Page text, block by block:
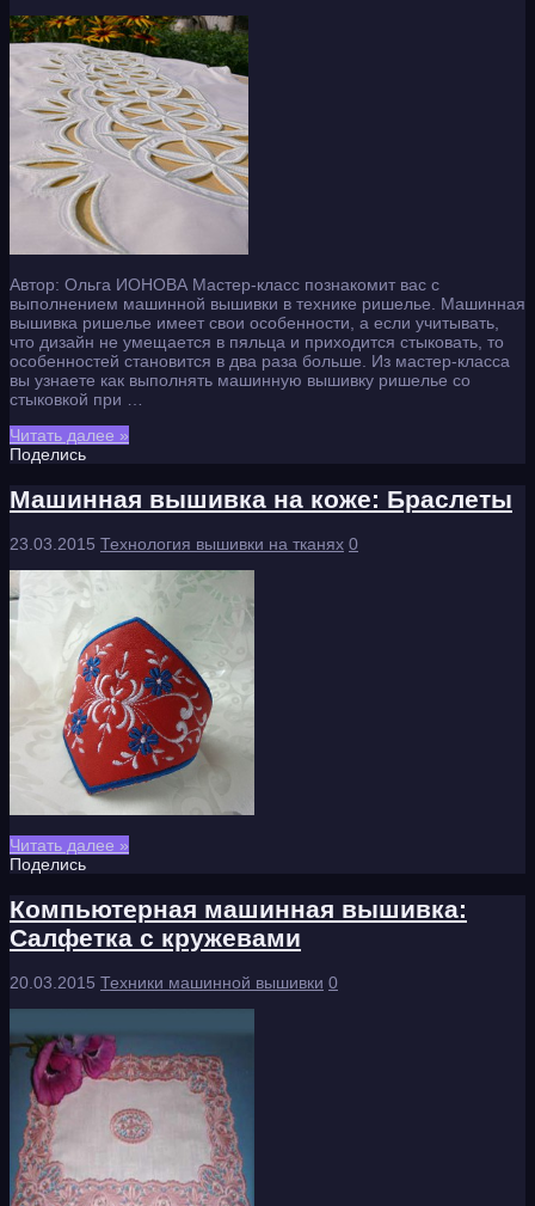
Автор: Ольга ИОНОВА Мастер-класс познакомит вас с
выполнением машинной вышивки в технике ришелье. Машинная
вышивка ришелье имеет свои особенности, а если учитывать,
что дизайн не умещается в пяльца и приходится стыковать, то
особенностей становится в два раза больше. Из мастер-класса
вы узнаете как выполнять машинную вышивку ришелье со
стыковкой при …
Читать далее »
Поделись
Машинная вышивка на коже: Браслеты
23.03.2015 Технология вышивки на тканях 0
Читать далее »
Поделись
Компьютерная машинная вышивка:
Салфетка с кружевами
20.03.2015 Техники машинной вышивки 0